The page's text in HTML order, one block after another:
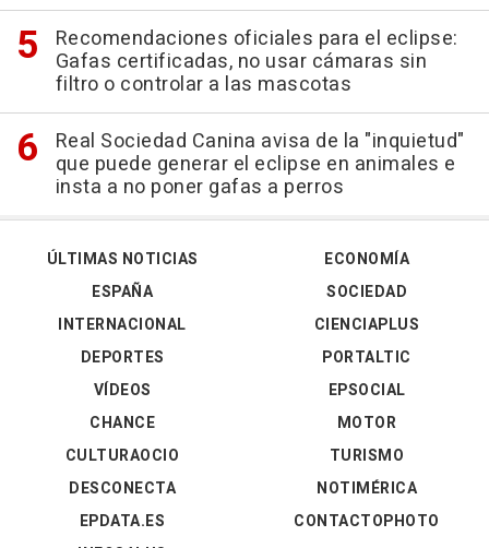
Recomendaciones oficiales para el eclipse:
Gafas certificadas, no usar cámaras sin
filtro o controlar a las mascotas
Real Sociedad Canina avisa de la "inquietud"
que puede generar el eclipse en animales e
insta a no poner gafas a perros
ÚLTIMAS NOTICIAS
ESPAÑA
INTERNACIONAL
DEPORTES
VÍDEOS
ECONOMÍA
SOCIEDAD
CIENCIAPLUS
PORTALTIC
EPSOCIAL
CHANCE
CULTURAOCIO
DESCONECTA
EPDATA.ES
MOTOR
TURISMO
NOTIMÉRICA
CONTACTOPHOTO